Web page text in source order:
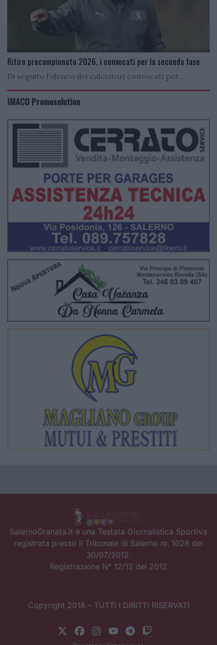
Ritiro precampionato 2026, i convocati per la seconda fase
Di seguito l’elenco dei calciatori convocati per...
IMACO Promosolution
SalernoGranata.it è una Testata Giornalistica Sportiva
registrata presso il Tribunale di Salerno nr. 1028 del
30/07/2012.
Registrazione N° 12/12 del 2012
Copyright 2018 – TUTTI I DIRITTI RISERVATI